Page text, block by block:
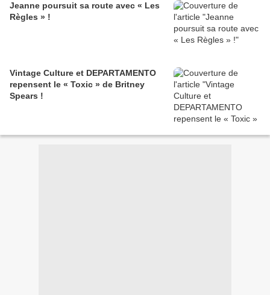
Jeanne poursuit sa route avec « Les
Règles » !
Vintage Culture et DEPARTAMENTO
repensent le « Toxic » de Britney
Spears !